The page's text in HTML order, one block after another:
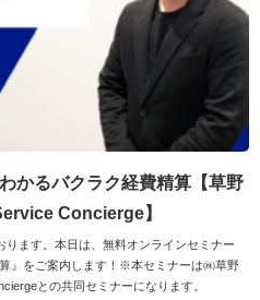
かるバクラク経費精算【草野
Concierge】
ります。本日は、無料オンラインセミナー
』をご案内します！※本セミナーは㈱草野
との共同セミナーになります。